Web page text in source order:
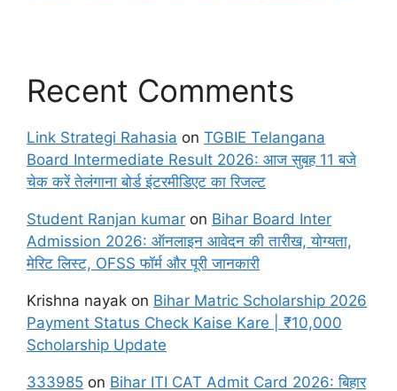
Recent Comments
Link Strategi Rahasia on TGBIE Telangana
Board Intermediate Result 2026: आज सुबह 11 बजे
चेक करें तेलंगाना बोर्ड इंटरमीडिएट का रिजल्ट
Student Ranjan kumar on Bihar Board Inter
Admission 2026: ऑनलाइन आवेदन की तारीख, योग्यता,
मेरिट लिस्ट, OFSS फॉर्म और पूरी जानकारी
Krishna nayak on Bihar Matric Scholarship 2026
Payment Status Check Kaise Kare | ₹10,000
Scholarship Update
333985 on Bihar ITI CAT Admit Card 2026: बिहार